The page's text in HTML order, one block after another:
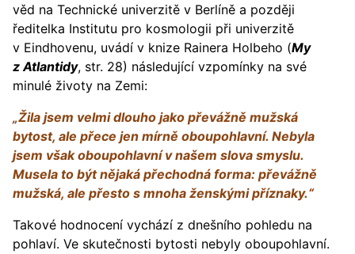
věd na Technické univerzitě v Berlíně a později
ředitelka Institutu pro kosmologii při univerzitě
v Eindhovenu, uvádí v knize Rainera Holbeho (My
z Atlantidy, str. 28) následující vzpomínky na své
minulé životy na Zemi:
„Žila jsem velmi dlouho jako převážně mužská
bytost, ale přece jen mírně oboupohlavní. Nebyla
jsem však oboupohlavní v našem slova smyslu.
Musela to být nějaká přechodná forma: převážně
mužská, ale přesto s mnoha ženskými příznaky.“
Takové hodnocení vychází z dnešního pohledu na
pohlaví. Ve skutečnosti bytosti nebyly oboupohlavní.